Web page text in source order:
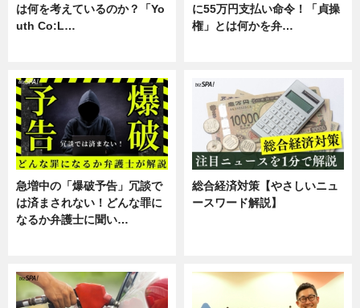
は何を考えているのか？「Yo
uth Co:L…
に55万円支払い命令！「貞操
権」とは何かを弁…
急増中の「爆破予告」冗談で
は済まされない！どんな罪に
なるか弁護士に聞い…
総合経済対策【やさしいニュ
ースワード解説】